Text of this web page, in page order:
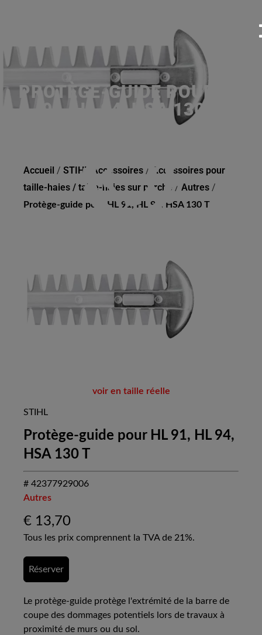
PROTÈGE-GUIDE POUR HL
91, HL 94, HSA 130 T
Accueil / STIHL Accessoires / Accessoires pour
taille-haies / taille-haies sur perche / Autres /
Protège-guide pour HL 91, HL 94, HSA 130 T
voir en taille réelle
STIHL
Protège-guide pour HL 91, HL 94,
HSA 130 T
# 42377929006
Autres
€ 13,70
Tous les prix comprennent la TVA de 21%.
Réserver
Le protège-guide protège l'extrémité de la barre de
coupe des dommages potentiels lors de travaux à
proximité de murs ou du sol.